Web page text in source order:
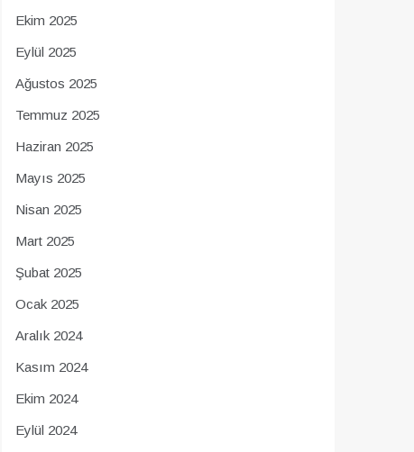
Ekim 2025
Eylül 2025
Ağustos 2025
Temmuz 2025
Haziran 2025
Mayıs 2025
Nisan 2025
Mart 2025
Şubat 2025
Ocak 2025
Aralık 2024
Kasım 2024
Ekim 2024
Eylül 2024